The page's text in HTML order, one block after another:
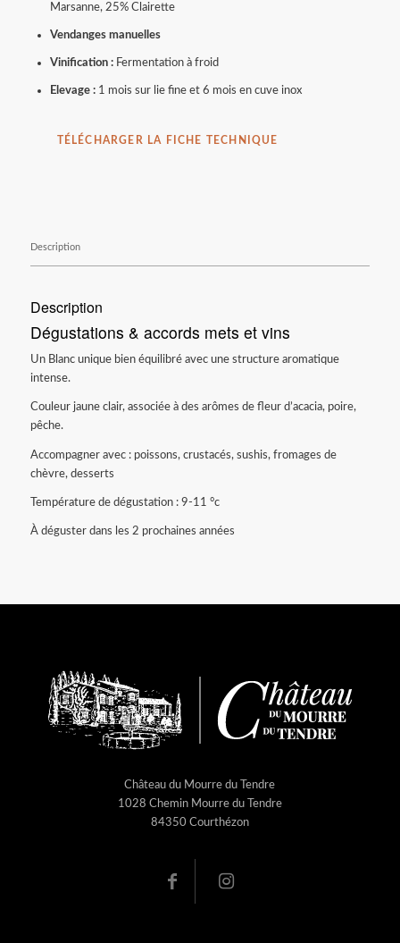
Marsanne, 25% Clairette
Vendanges manuelles
Vinification : Fermentation à froid
Elevage : 1 mois sur lie fine et 6 mois en cuve inox
TÉLÉCHARGER LA FICHE TECHNIQUE
Description
Description
Dégustations & accords mets et vins
Un Blanc unique bien équilibré avec une structure aromatique
intense.
Couleur jaune clair, associée à des arômes de fleur d’acacia, poire,
pêche.
Accompagner avec : poissons, crustacés, sushis, fromages de
chèvre, desserts
Température de dégustation : 9-11 °c
À déguster dans les 2 prochaines années
Château du Mourre du Tendre
1028 Chemin Mourre du Tendre
84350 Courthézon